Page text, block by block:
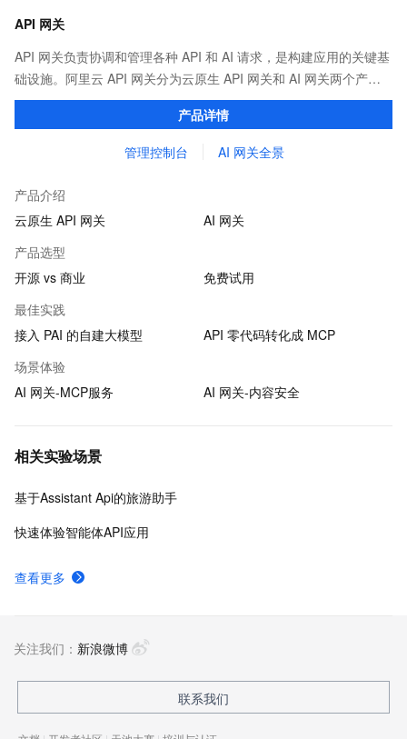
API 网关
API 网关负责协调和管理各种 API 和 AI 请求，是构建应用的关键基
础设施。阿里云 API 网关分为云原生 API 网关和 AI 网关两个产
品。
产品详情
管理控制台 AI 网关全景
产品介绍
云原生 API 网关
AI 网关
产品选型
开源 vs 商业
免费试用
最佳实践
接入 PAI 的自建大模型
API 零代码转化成 MCP
场景体验
AI 网关-MCP服务
AI 网关-内容安全
相关实验场景
基于Assistant Api的旅游助手
快速体验智能体API应用
查看更多
关注我们： 新浪微博
联系我们